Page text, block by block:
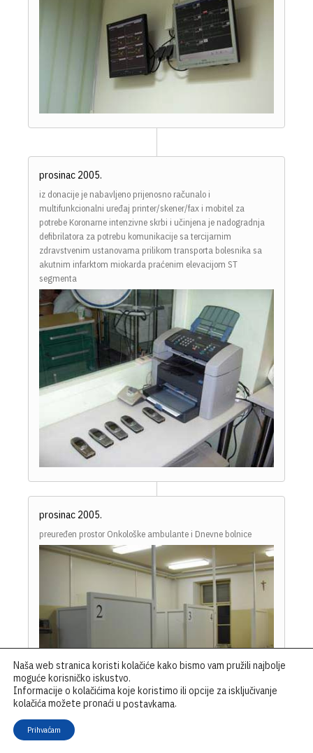
prosinac 2005.
iz donacije je nabavljeno prijenosno računalo i
multifunkcionalni uređaj printer/skener/fax i mobitel za
potrebe Koronarne intenzivne skrbi i učinjena je nadogradnja
defibrilatora za potrebu komunikacije sa tercijarnim
zdravstvenim ustanovama prilikom transporta bolesnika sa
akutnim infarktom miokarda praćenim elevacijom ST
segmenta
prosinac 2005.
preuređen prostor Onkološke ambulante i Dnevne bolnice
Naša web stranica koristi kolačiće kako bismo vam pružili najbolje
moguće korisničko iskustvo.
Informacije o kolačićima koje koristimo ili opcije za isključivanje
kolačića možete pronaći u postavkama.
Prihvaćam